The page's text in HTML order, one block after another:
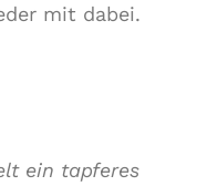
mit dabei.
ein tapferes